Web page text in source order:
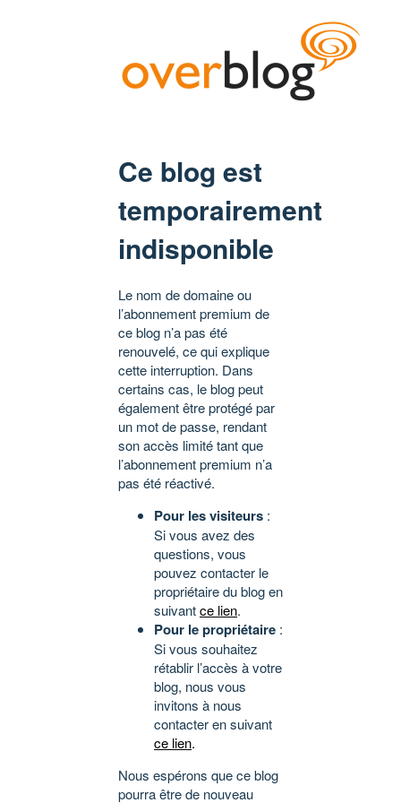
Ce blog est
temporairement
indisponible
Le nom de domaine ou
l’abonnement premium de
ce blog n’a pas été
renouvelé, ce qui explique
cette interruption. Dans
certains cas, le blog peut
également être protégé par
un mot de passe, rendant
son accès limité tant que
l’abonnement premium n’a
pas été réactivé.
Pour les visiteurs :
Si vous avez des
questions, vous
pouvez contacter le
propriétaire du blog en
suivantce lien.
Pour le propriétaire :
Si vous souhaitez
rétablir l’accès à votre
blog, nous vous
invitons à nous
contacter en suivant
ce lien.
Nous espérons que ce blog
pourra être de nouveau